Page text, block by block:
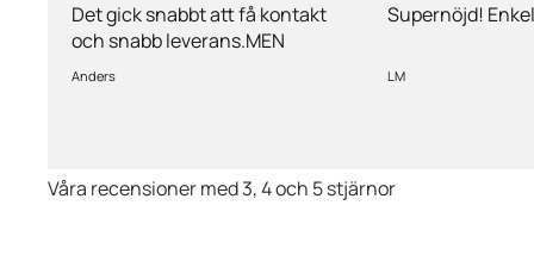
Det gick snabbt att få kontakt
och snabb leverans.MEN
priserna är alldeles för höga på
Anders
Supernöjd!
LM
Våra recensioner med 3, 4 och 5 stjärnor